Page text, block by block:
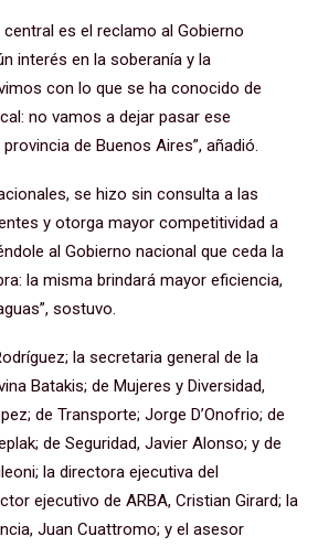
es el reclamo al Gobierno
interés en la soberanía y la
con lo que se ha conocido de
no vamos a dejar pasar ese
de Buenos Aires”, añadió.
se hizo sin consulta a las
y otorga mayor competitividad a
al Gobierno nacional que ceda la
la misma brindará mayor eficiencia,
sostuvo.
la secretaria general de la
Batakis; de Mujeres y Diversidad,
de Transporte; Jorge D’Onofrio; de
de Seguridad, Javier Alonso; y de
la directora ejecutiva del
ejecutivo de ARBA, Cristian Girard; la
Juan Cuattromo; y el asesor